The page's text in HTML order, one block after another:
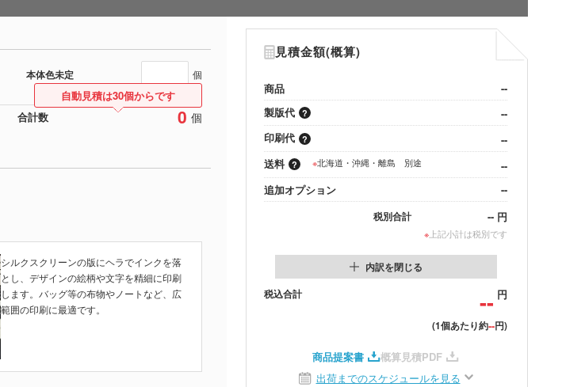
本体色未定 個
合計数 0 個
自動見積は30個からです
シルクスクリーンの版にヘラでインクを落
とし、デザインの絵柄や文字を精細に印刷
します。バッグ等の布物やノートなど、広
範囲の印刷に最適です。
見積金額(概算)
商品
--
製版代
--
印刷代
--
送料
※北海道・沖縄・離島 別途
--
追加オプション
--
税別合計 -- 円
※ 上記小計は税別です
内訳を閉じる
税込合計
-- 円
(1個あたり約--円)
商品提案書
概算見積PDF
出荷までのスケジュールを見る